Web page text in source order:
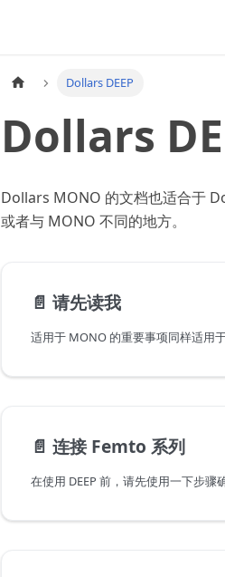
Dollars DEEP
Dollars
Dollars MONO 的文档也适合于
或者与 MONO 不同的地方。
📄️ 请先读我
📄️ 连接 Femto 系列